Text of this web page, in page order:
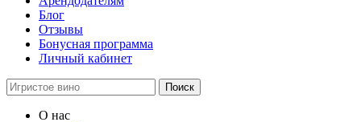
Блог
Отзывы
Бонусная программа
Личный кабинет
Поиск
О нас